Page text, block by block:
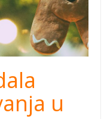
u